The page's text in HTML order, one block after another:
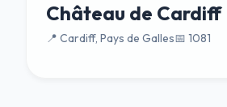
Château de Cardiff
📍 Cardiff, Pays de Galles📅 1081